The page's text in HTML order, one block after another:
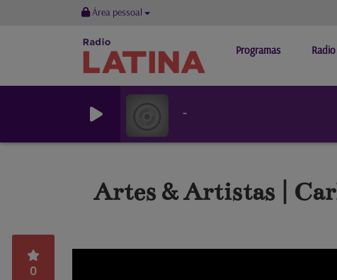
Área pessoal
Programas Radio
-
Artes & Artistas |
0